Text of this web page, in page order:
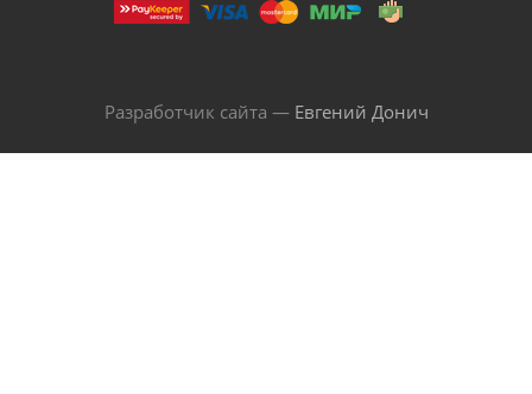
Разработчик сайта — Евгений Донич